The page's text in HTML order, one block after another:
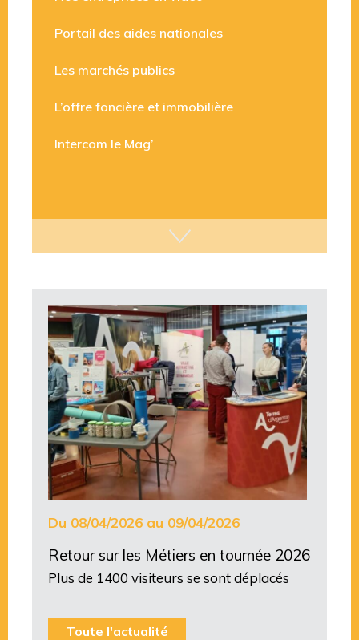
Nos entreprises en vidéo
Portail des aides nationales
Les marchés publics
L’offre foncière et immobilière
Du 08/04/2026 au 09/04/2026
Retour sur les Métiers en tournée 2026
Plus de 1400 visiteurs se sont déplacés
Toute l'actualité